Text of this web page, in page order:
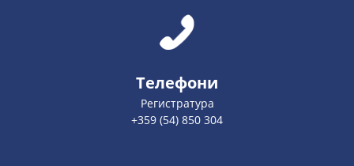
Телефони
Регистратура
+359 (54) 850 304